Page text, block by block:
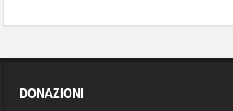
DONAZIONI